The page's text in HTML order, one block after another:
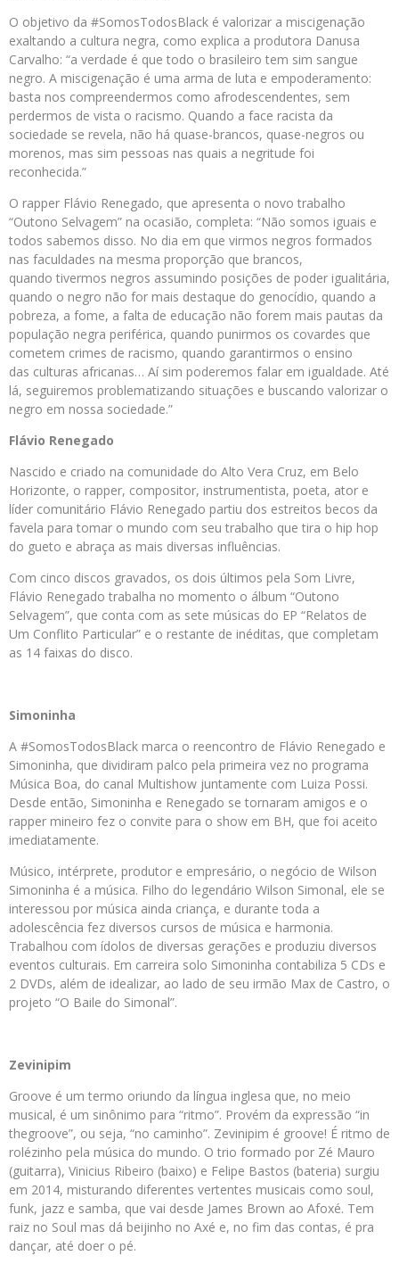
O objetivo da #SomosTodosBlack é valorizar a miscigenação
exaltando a cultura negra, como explica a produtora Danusa
Carvalho: “a verdade é que todo o brasileiro tem sim sangue
negro. A miscigenação é uma arma de luta e empoderamento:
basta nos compreendermos como afrodescendentes, sem
perdermos de vista o racismo. Quando a face racista da
sociedade se revela, não há quase-brancos, quase-negros ou
morenos, mas sim pessoas nas quais a negritude foi
reconhecida.”
O rapper Flávio Renegado, que apresenta o novo trabalho
“Outono Selvagem” na ocasião, completa: “Não somos iguais e
todos sabemos disso. No dia em que virmos negros formados
nas faculdades na mesma proporção que brancos,
quando tivermos negros assumindo posições de poder igualitária,
quando o negro não for mais destaque do genocídio, quando a
pobreza, a fome, a falta de educação não forem mais pautas da
população negra periférica, quando punirmos os covardes que
cometem crimes de racismo, quando garantirmos o ensino
das culturas africanas… Aí sim poderemos falar em igualdade. Até
lá, seguiremos problematizando situações e buscando valorizar o
negro em nossa sociedade.”
Flávio Renegado
Nascido e criado na comunidade do Alto Vera Cruz, em Belo
Horizonte, o rapper, compositor, instrumentista, poeta, ator e
líder comunitário Flávio Renegado partiu dos estreitos becos da
favela para tomar o mundo com seu trabalho que tira o hip hop
do gueto e abraça as mais diversas influências.
Com cinco discos gravados, os dois últimos pela Som Livre,
Flávio Renegado trabalha no momento o álbum “Outono
Selvagem”, que conta com as sete músicas do EP “Relatos de
Um Conflito Particular” e o restante de inéditas, que completam
as 14 faixas do disco.
Simoninha
A #SomosTodosBlack marca o reencontro de Flávio Renegado e
Simoninha, que dividiram palco pela primeira vez no programa
Música Boa, do canal Multishow juntamente com Luiza Possi.
Desde então, Simoninha e Renegado se tornaram amigos e o
rapper mineiro fez o convite para o show em BH, que foi aceito
imediatamente.
Músico, intérprete, produtor e empresário, o negócio de Wilson
Simoninha é a música. Filho do legendário Wilson Simonal, ele se
interessou por música ainda criança, e durante toda a
adolescência fez diversos cursos de música e harmonia.
Trabalhou com ídolos de diversas gerações e produziu diversos
eventos culturais. Em carreira solo Simoninha contabiliza 5 CDs e
2 DVDs, além de idealizar, ao lado de seu irmão Max de Castro, o
projeto “O Baile do Simonal”.
Zevinipim
Groove é um termo oriundo da língua inglesa que, no meio
musical, é um sinônimo para “ritmo”. Provém da expressão “in
thegroove”, ou seja, “no caminho”. Zevinipim é groove! É ritmo de
rolézinho pela música do mundo. O trio formado por Zé Mauro
(guitarra), Vinicius Ribeiro (baixo) e Felipe Bastos (bateria) surgiu
em 2014, misturando diferentes vertentes musicais como soul,
funk, jazz e samba, que vai desde James Brown ao Afoxé. Tem
raiz no Soul mas dá beijinho no Axé e, no fim das contas, é pra
dançar, até doer o pé.